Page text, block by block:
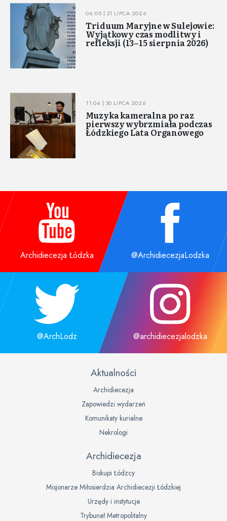
06:05 | 31 LIPCA 2026
Triduum Maryjne w Sulejowie:
Wyjątkowy czas modlitwy i
refleksji (13–15 sierpnia 2026)
11:04 | 30 LIPCA 2026
Muzyka kameralna po raz
pierwszy wybrzmiała podczas
Łódzkiego Lata Organowego
Archidiecezja Łódzka @ArchidiecezjaLodzka
@ArchLodz @archidiecezjalodzka
Aktualności
Archidiecezja
Zapowiedzi wydarzeń
Komunikaty kurialne
Nekrologi
Archidiecezja
Biskupi Łódzcy
Misjonarze Miłosierdzia Archidiecezji Łódzkiej
Urzędy i instytucje
Trybunał Metropolitalny